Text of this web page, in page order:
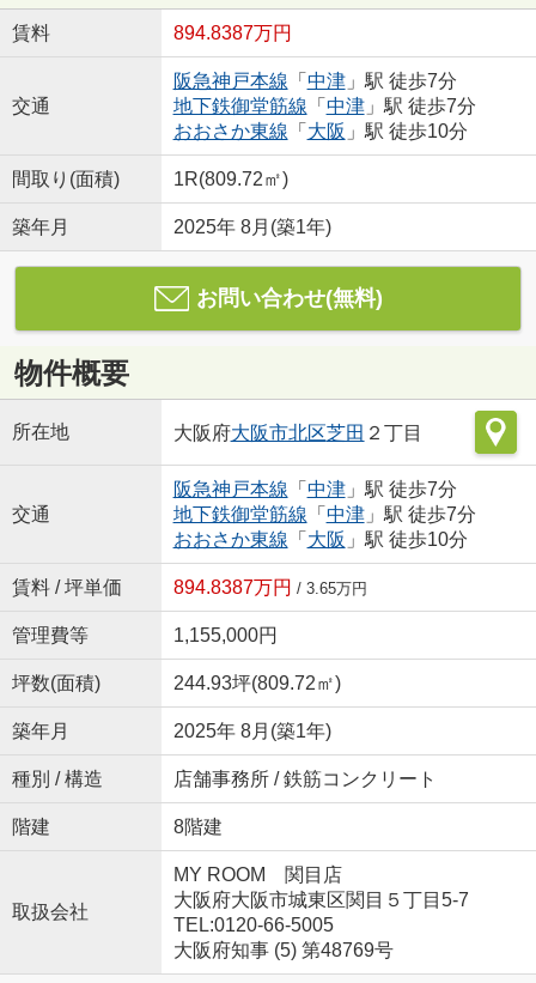
賃料 894.8387万円
交通
阪急神戸本線 「 中津」駅 徒歩7分
地下鉄御堂筋線 「 中津」駅 徒歩7分
おおさか東線 「 大阪 」駅 徒歩10分
間取り(面積) 1R(809.72㎡)
築年月 2025年 8月(築1年)
お問い合わせ(無料)
物件概要
所在地 大阪府大阪市北区芝田 ２丁目
交通
阪急神戸本線 「 中津」駅 徒歩7分
地下鉄御堂筋線 「 中津」駅 徒歩7分
おおさか東線 「 大阪 」駅 徒歩10分
賃料 / 坪単価 894.8387万円 / 3.65万円
管理費等 1,155,000円
坪数(面積) 244.93坪(809.72㎡)
築年月 2025年 8月(築1年)
種別 / 構造 店舗事務所 / 鉄筋コンクリート
階建 8階建
取扱会社
MY ROOM 関目店
大阪府大阪市城東区関目５丁目5-7
TEL:0120-66-5005
大阪府知事 (5) 第48769号